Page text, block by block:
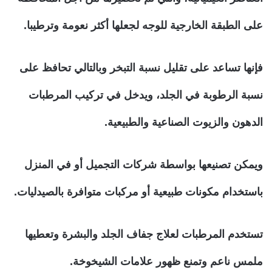
على الطبقة الخارجية للوجه لجعلها أكثر نعومة وترطيبا.
فإنها تساعد على تقليل نسبة التبخر وبالتالي تحافظ على
نسبة الرطوبة في الجلد، ويدخل في تركيب المرطبات
الدهون والزيوت الصناعية والطبيعية.
ويمكن تصنيعها بواسطة شركات التجميل أو في المنزل
باستخدام مكونات طبيعية أو مركبات متوافرة بالصيدليات.
تستخدم المرطبات لعلاج جفاف الجلد والبشرة وتعطيها
ملمس ناعم وتمنع ظهور علامات الشيخوخة.